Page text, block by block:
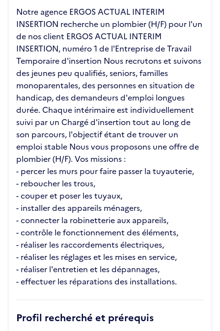
Notre agence ERGOS ACTUAL INTERIM
INSERTION recherche un plombier (H/F) pour l'un
de nos client ERGOS ACTUAL INTERIM
INSERTION, numéro 1 de l'Entreprise de Travail
Temporaire d'insertion Nous recrutons et suivons
des jeunes peu qualifiés, seniors, familles
monoparentales, des personnes en situation de
handicap, des demandeurs d'emploi longues
durée. Chaque intérimaire est individuellement
suivi par un Chargé d'insertion tout au long de
son parcours, l'objectif étant de trouver un
emploi stable Nous vous proposons une offre de
plombier (H/F). Vos missions :
- percer les murs pour faire passer la tuyauterie,
- reboucher les trous,
- couper et poser les tuyaux,
- installer des appareils ménagers,
- connecter la robinetterie aux appareils,
- contrôle le fonctionnement des éléments,
- réaliser les raccordements électriques,
- réaliser les réglages et les mises en service,
- réaliser l'entretien et les dépannages,
- effectuer les réparations des installations.
Profil recherché et prérequis